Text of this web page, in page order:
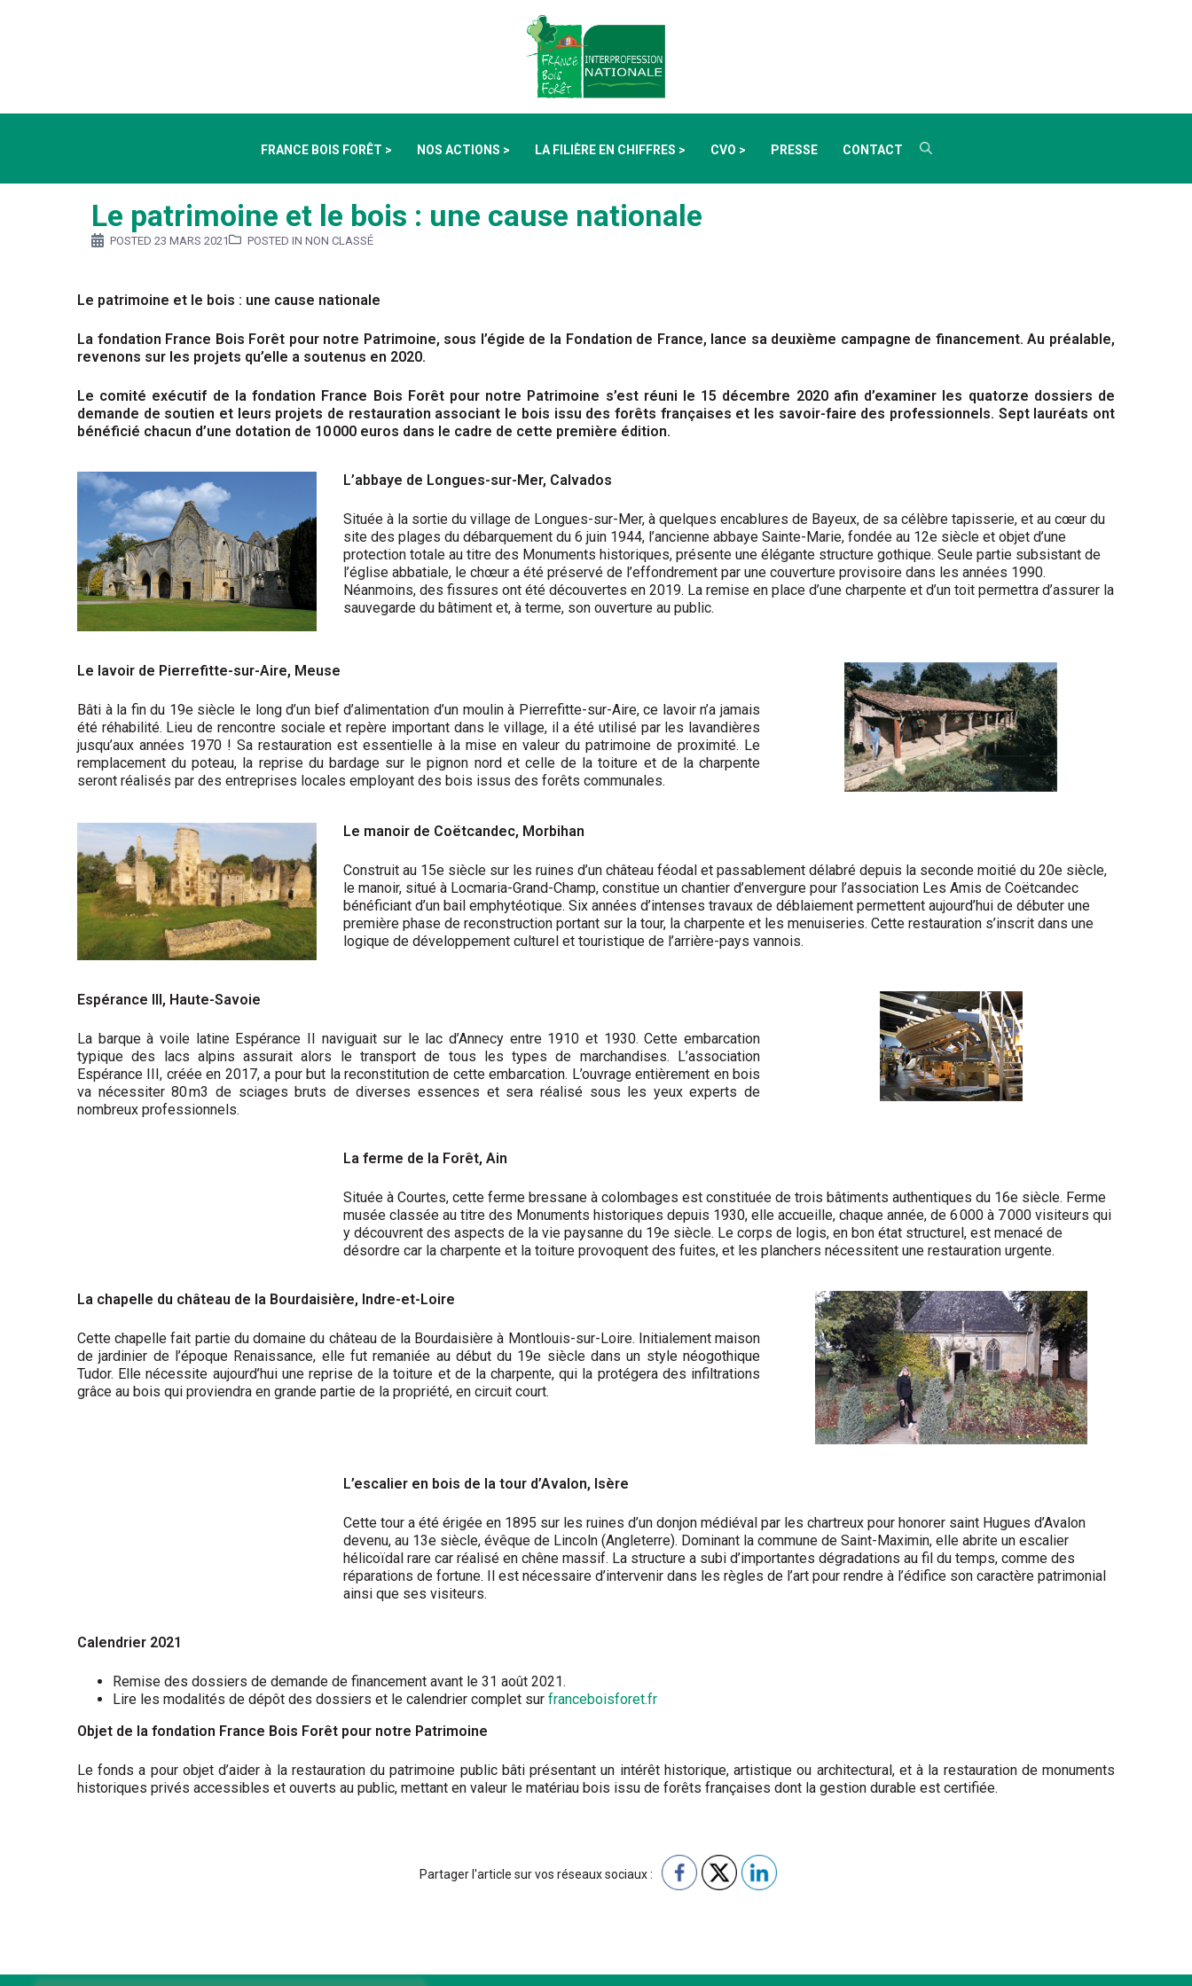
FRANCE BOIS FORÊT > NOS ACTIONS > LA FILIÈRE EN CHIFFRES > CVO > PRESSE CONTACT
Le patrimoine et le bois : une cause nationale
POSTED 23 MARS 2021 POSTED IN NON CLASSÉ
Le patrimoine et le bois : une cause nationale
La fondation France Bois Forêt pour notre Patrimoine, sous l’égide de la Fondation de France, lance sa deuxième campagne de financement. Au préalable,
revenons sur les projets qu’elle a soutenus en 2020.
Le comité exécutif de la fondation France Bois Forêt pour notre Patrimoine s’est réuni le 15 décembre 2020 afin d’examiner les quatorze dossiers de
demande de soutien et leurs projets de restauration associant le bois issu des forêts françaises et les savoir-faire des professionnels. Sept lauréats ont
bénéficié chacun d’une dotation de 10 000 euros dans le cadre de cette première édition.
L’abbaye de Longues-sur-Mer, Calvados
Située à la sortie du village de Longues-sur-Mer, à quelques encablures de Bayeux, de sa célèbre tapisserie, et au cœur du
site des plages du débarquement du 6 juin 1944, l’ancienne abbaye Sainte-Marie, fondée au 12e siècle et objet d’une
protection totale au titre des Monuments historiques, présente une élégante structure gothique. Seule partie subsistant de
l’église abbatiale, le chœur a été préservé de l’effondrement par une couverture provisoire dans les années 1990.
Néanmoins, des fissures ont été découvertes en 2019. La remise en place d’une charpente et d’un toit permettra d’assurer la
sauvegarde du bâtiment et, à terme, son ouverture au public.
Le lavoir de Pierrefitte-sur-Aire, Meuse
Bâti à la fin du 19e siècle le long d’un bief d’alimentation d’un moulin à Pierrefitte-sur-Aire, ce lavoir n’a jamais
été réhabilité. Lieu de rencontre sociale et repère important dans le village, il a été utilisé par les lavandières
jusqu’aux années 1970 ! Sa restauration est essentielle à la mise en valeur du patrimoine de proximité. Le
remplacement du poteau, la reprise du bardage sur le pignon nord et celle de la toiture et de la charpente
seront réalisés par des entreprises locales employant des bois issus des forêts communales.
Le manoir de Coëtcandec, Morbihan
Construit au 15e siècle sur les ruines d’un château féodal et passablement délabré depuis la seconde moitié du 20e siècle,
le manoir, situé à Locmaria-Grand-Champ, constitue un chantier d’envergure pour l’association Les Amis de Coëtcandec
bénéficiant d’un bail emphytéotique. Six années d’intenses travaux de déblaiement permettent aujourd’hui de débuter une
première phase de reconstruction portant sur la tour, la charpente et les menuiseries. Cette restauration s’inscrit dans une
logique de développement culturel et touristique de l’arrière-pays vannois.
Espérance III, Haute-Savoie
La barque à voile latine Espérance II naviguait sur le lac d’Annecy entre 1910 et 1930. Cette embarcation
typique des lacs alpins assurait alors le transport de tous les types de marchandises. L’association
Espérance III, créée en 2017, a pour but la reconstitution de cette embarcation. L’ouvrage entièrement en bois
va nécessiter 80 m3 de sciages bruts de diverses essences et sera réalisé sous les yeux experts de
nombreux professionnels.
La ferme de la Forêt, Ain
Située à Courtes, cette ferme bressane à colombages est constituée de trois bâtiments authentiques du 16e siècle. Ferme
musée classée au titre des Monuments historiques depuis 1930, elle accueille, chaque année, de 6 000 à 7 000 visiteurs qui
y découvrent des aspects de la vie paysanne du 19e siècle. Le corps de logis, en bon état structurel, est menacé de
désordre car la charpente et la toiture provoquent des fuites, et les planchers nécessitent une restauration urgente.
La chapelle du château de la Bourdaisière, Indre-et-Loire
Cette chapelle fait partie du domaine du château de la Bourdaisière à Montlouis-sur-Loire. Initialement maison
de jardinier de l’époque Renaissance, elle fut remaniée au début du 19e siècle dans un style néogothique
Tudor. Elle nécessite aujourd’hui une reprise de la toiture et de la charpente, qui la protégera des infiltrations
grâce au bois qui proviendra en grande partie de la propriété, en circuit court.
L’escalier en bois de la tour d’Avalon, Isère
Cette tour a été érigée en 1895 sur les ruines d’un donjon médiéval par les chartreux pour hono­rer saint Hugues d’Avalon
devenu, au 13e siècle, évêque de Lincoln (Angleterre). Dominant la commune de Saint-Maximin, elle abrite un escalier
hélicoïdal rare car réalisé en chêne massif. La structure a subi d’importantes dégradations au fil du temps, comme des
réparations de fortune. Il est nécessaire d’intervenir dans les règles de l’art pour rendre à l’édifice son cara­ctère patrimonial
ainsi que ses visiteurs.
Calendrier 2021
Remise des dossiers de demande de financement avant le 31 août 2021.
Lire les modalités de dépôt des dossiers et le calendrier complet sur franceboisforet.fr
Objet de la fondation France Bois Forêt pour notre Patrimoine
Le fonds a pour objet d’aider à la restauration du patrimoine public bâti présentant un intérêt historique, artistique ou architectural, et à la restauration de monuments
historiques privés accessibles et ouverts au public, mettant en valeur le matériau bois issu de forêts françaises dont la gestion durable est certifiée.
Partager l'article sur vos réseaux sociaux :